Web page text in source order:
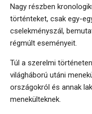
Nagy részben
történteket, csak egy-
cselekményszál,
régmúlt eseményeit.
Túl a szerelmi
világháború utáni
országokról és annak
menekülteknek.